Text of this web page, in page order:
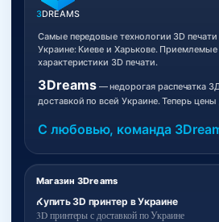
Магазин 3Dreams
Купить 3D принтер в Украине
3D принтеры с доставкой по Украине
3DREAMS
Самые передовые технологии 3D
Украине: Киеве и Харькове.
характеристики 3D печати.
3Dreams— недорогая распечатка
доставкой по всей Украине. Теперь
С любовью, команда